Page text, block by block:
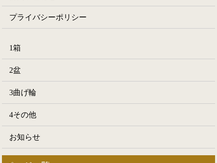
プライバシーポリシー
1箱
2盆
3曲げ輪
4その他
お知らせ